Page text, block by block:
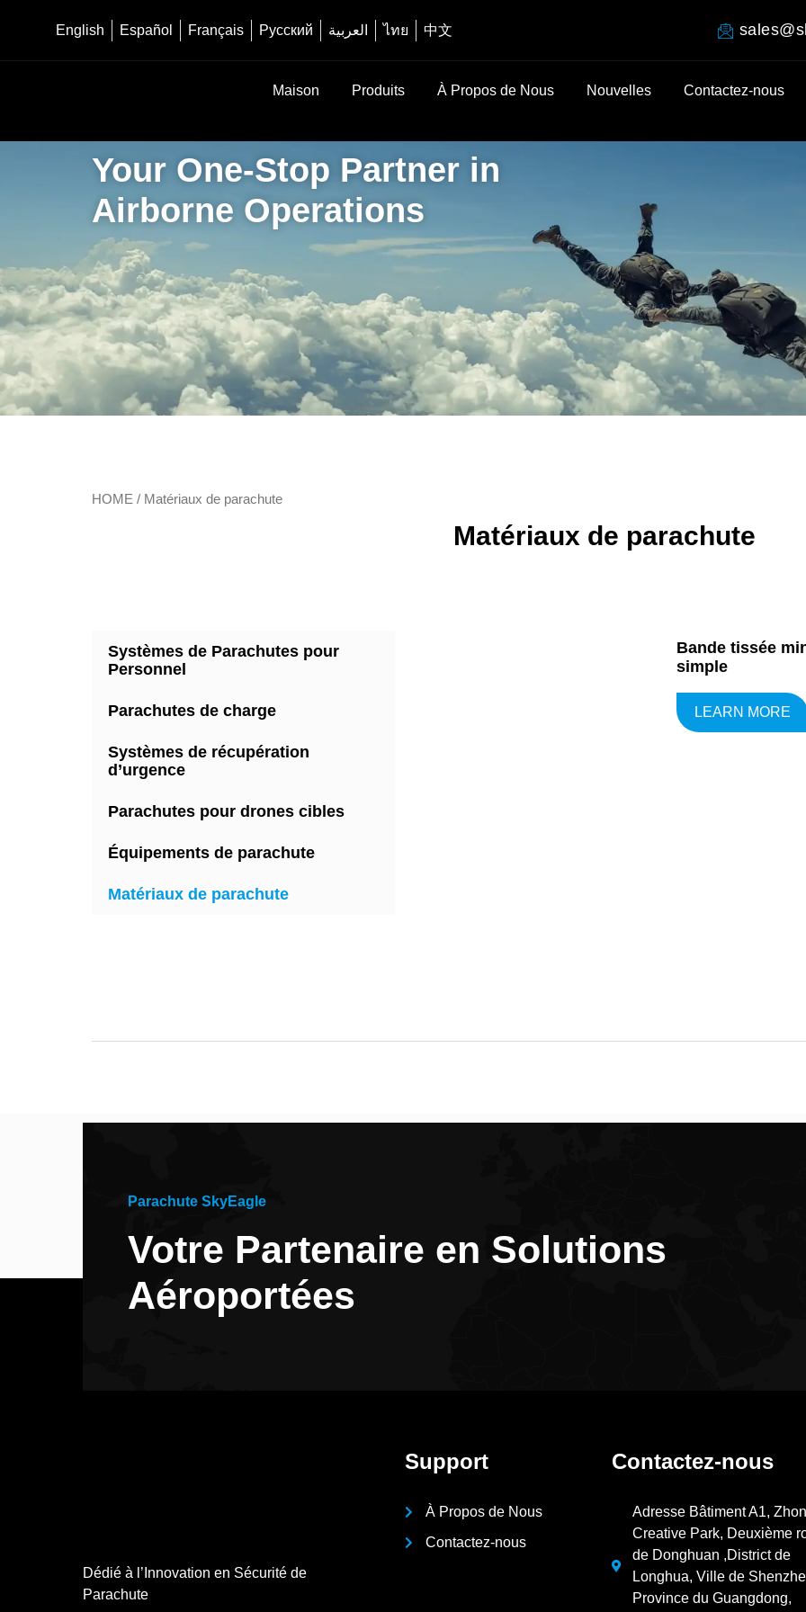
English Español Français Русский العربية ไทย 中文
Maison Produits À Propos de Nous Nouvelles Contactez-nous
Your One-Stop Partner in
Airborne Operations
HOME / Matériaux de parachute
Matériaux de parachute
Systèmes de Parachutes pour
Personnel
Parachutes de charge
Systèmes de récupération
d’urgence
Parachutes pour drones cibles
Équipements de parachute
Matériaux de parachute
Bande tissée
simple
LEARN MORE
Parachute SkyEagle
Votre Partenaire en Solutions
Aéroportées
Dédié à l’Innovation en Sécurité de
Parachute
Support
À Propos de Nous
Contactez-nous
Contactez-nous
Adresse Bâtiment A1,
Creative Park, Deuxième
de Donghuan ,District de
Longhua, Ville de
Province du Guangdong,